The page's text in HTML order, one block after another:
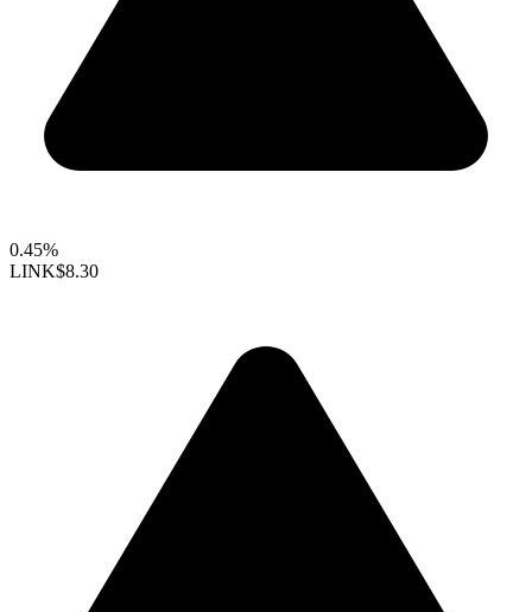
0.45%
LINK$8.30